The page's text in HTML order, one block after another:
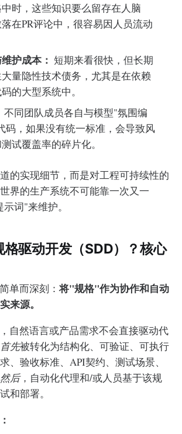
时，这些知识要么留存在人脑
在PR评论中，很容易因人员流动
护成本： 短期来看很快，但长期
量隐性技术债务，尤其是在依赖
的大型系统中。
不同团队成员各自与模型"氛围编
码，如果没有统一标准，会导致风
试覆盖率的碎片化。
的实现细节，而是对工程可持续性的
界的生产系统不可能靠一次又一
词"来维护。
格驱动开发（SDD）？核心
单而深刻：将"规格"作为协作和自动
来源。
自然语言或产品需求不会直接驱动代
首先被转化为结构化、可验证、可执行
、验收标准、API契约、测试场景、
然后，自动化代理和/或人员基于该规
和部署。